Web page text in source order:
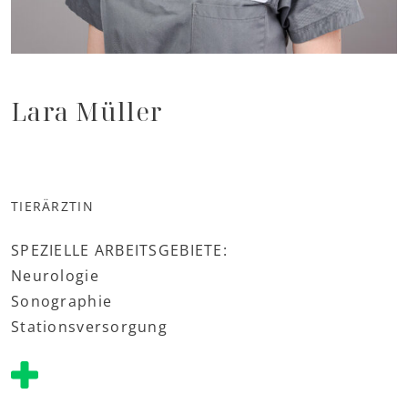
Lara Müller
TIERÄRZTIN
SPEZIELLE ARBEITSGEBIETE:
Neurologie
Sonographie
Stationsversorgung